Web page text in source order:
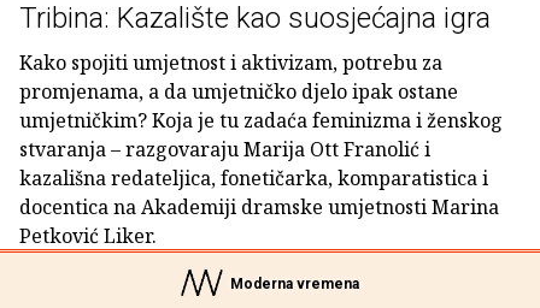
Tribina: Kazalište kao suosjećajna igra
Kako spojiti umjetnost i aktivizam, potrebu za
promjenama, a da umjetničko djelo ipak ostane
umjetničkim? Koja je tu zadaća feminizma i ženskog
stvaranja – razgovaraju Marija Ott Franolić i
kazališna redateljica, fonetičarka, komparatistica i
docentica na Akademiji dramske umjetnosti Marina
Petković Liker.
Moderna vremena